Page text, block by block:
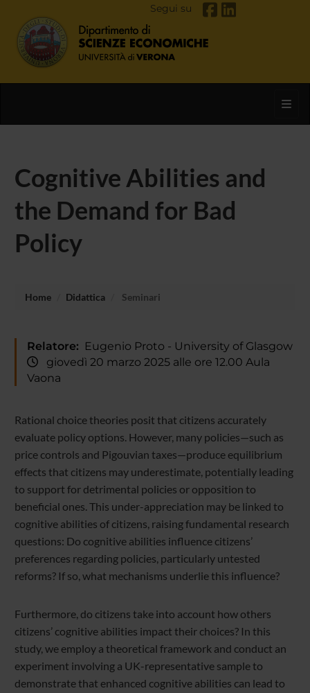
Segui su
Cognitive Abilities and
the Demand for Bad
Policy
Home Didattica Seminari
Relatore: Eugenio Proto - University of Glasgow
giovedì 20 marzo 2025 alle ore 12.00 Aula
Vaona
Rational choice theories posit that citizens accurately
evaluate policy options. However, many policies—such as
price controls and Pigouvian taxes—produce equilibrium
effects that citizens may underestimate, potentially leading
to support for detrimental policies or opposition to
beneficial ones. This under-appreciation may be linked to
cognitive abilities of citizens, raising fundamental research
questions: Do cognitive abilities influence citizens’
preferences regarding policies, particularly untested
reforms? If so, what mechanisms underlie this influence?
Furthermore, do citizens take into account how others
citizens’ cognitive abilities impact their choices? In this
study, we employ a theoretical framework and conduct an
experiment involving a UK-representative sample to
demonstrate that enhanced cognitive abilities can lead to